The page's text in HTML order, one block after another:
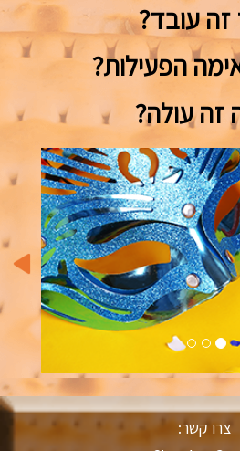
עובד?
הפעילות?
עולה?
צרו קשר: